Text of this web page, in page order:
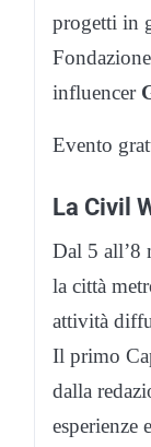
progetti in
influencer
Evento
La Civil
Dal 5 all’8
la città
attività
Il primo
dalla
esperienze